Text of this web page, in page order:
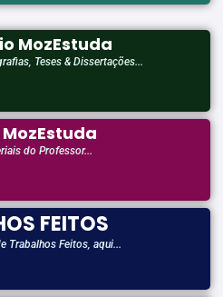
MozEstuda
Teses & Dissertações...
do Professor...
FEITOS
Trabalhos Feitos, aqui...